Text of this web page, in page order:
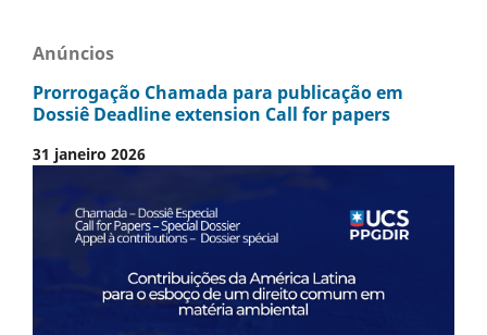
Anúncios
Prorrogação Chamada para publicação em
Dossiê Deadline extension Call for papers
31 janeiro 2026